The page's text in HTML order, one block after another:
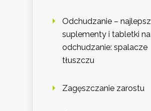
Odchudzanie –
suplementy i tabletki na
odchudzanie: spalacze
tłuszczu
Zagęszczanie zarostu